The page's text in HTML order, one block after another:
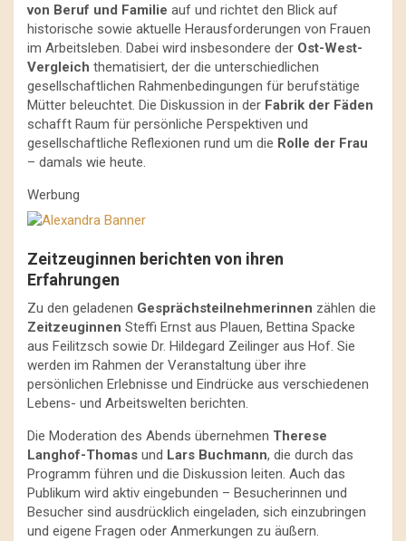
von Beruf und Familie auf und richtet den Blick auf
historische sowie aktuelle Herausforderungen von Frauen
im Arbeitsleben. Dabei wird insbesondere der Ost-West-
Vergleich thematisiert, der die unterschiedlichen
gesellschaftlichen Rahmenbedingungen für berufstätige
Mütter beleuchtet. Die Diskussion in der Fabrik der Fäden
schafft Raum für persönliche Perspektiven und
gesellschaftliche Reflexionen rund um die Rolle der Frau
– damals wie heute.
Werbung
Zeitzeuginnen berichten von ihren
Erfahrungen
Zu den geladenen Gesprächsteilnehmerinnen zählen die
Zeitzeuginnen Steffi Ernst aus Plauen, Bettina Spacke
aus Feilitzsch sowie Dr. Hildegard Zeilinger aus Hof. Sie
werden im Rahmen der Veranstaltung über ihre
persönlichen Erlebnisse und Eindrücke aus verschiedenen
Lebens- und Arbeitswelten berichten.
Die Moderation des Abends übernehmen Therese
Langhof-Thomas und Lars Buchmann, die durch das
Programm führen und die Diskussion leiten. Auch das
Publikum wird aktiv eingebunden – Besucherinnen und
Besucher sind ausdrücklich eingeladen, sich einzubringen
und eigene Fragen oder Anmerkungen zu äußern.